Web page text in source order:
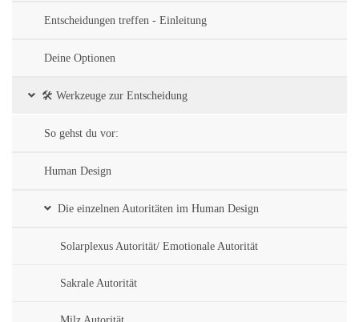
Entscheidungen treffen - Einleitung
Deine Optionen
🛠️ Werkzeuge zur Entscheidung
So gehst du vor:
Human Design
Die einzelnen Autoritäten im Human Design
Solarplexus Autorität/ Emotionale Autorität
Sakrale Autorität